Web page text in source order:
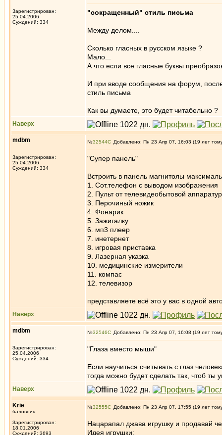
Зарегистрирован:
25.04.2006
Суждений: 334
"сокращенный" стиль письма
Между делом....
Сколько гласных в русском языке ?
Мало...
А что если все гласные буквы
И при вводе сообщения на форум,
стиль письма
Как вы думаете, это будет читабельно ?
Наверх
mdbm
Зарегистрирован:
25.04.2006
Суждений: 334
№32544 Добавлено: Пн 23 Апр 07, 16:03 (19 лет
"Супер панель"
Встроить в панель магнитолы
1. Сот.телефон с выводом изображения
2. Пульт от телевидеобытовой
3. Перочиный ножик
4. Фонарик
5. Зажигалку
6. мп3 плеер
7. инетернет
8. игровая приставка
9. Лазерная указка
10. медицинские измерители
11. компас
12. телевизор
представляете всё это у вас в одной
Наверх
mdbm
Зарегистрирован:
25.04.2006
Суждений: 334
№32546 Добавлено: Пн 23 Апр 07, 16:08 (19 лет
"Глаза вместо мыши"
Если научиться считывать с глаз
тогда можно будет сделать так, чтоб
Наверх
Krie
баловник
Зарегистрирован:
18.01.2006
Суждений: 3693
№32555 Добавлено: Пн 23 Апр 07, 17:55 (19 лет
Нацарапал джава игрушку и продавай
Идея игрушки: